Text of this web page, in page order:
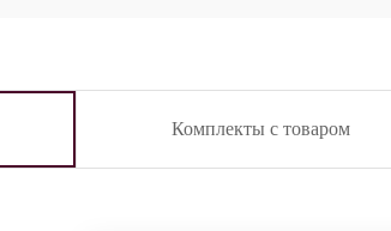
Комплекты с товаром